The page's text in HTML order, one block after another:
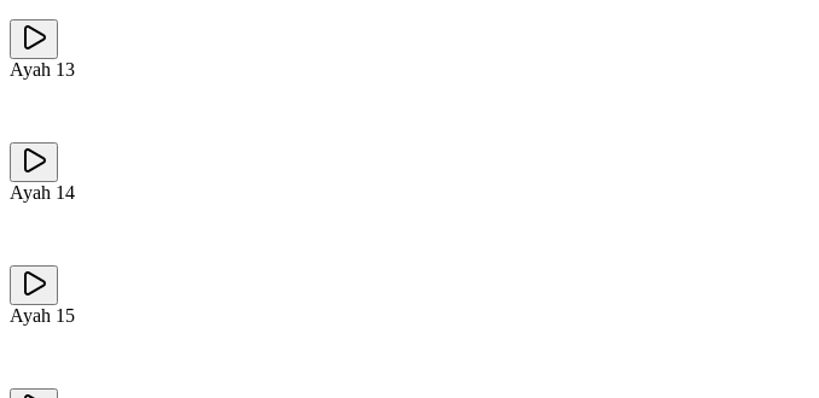
Ayah 13
Ayah 14
Ayah 15